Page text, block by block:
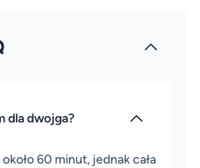
dla dwojga?
60 minut, jednak cała